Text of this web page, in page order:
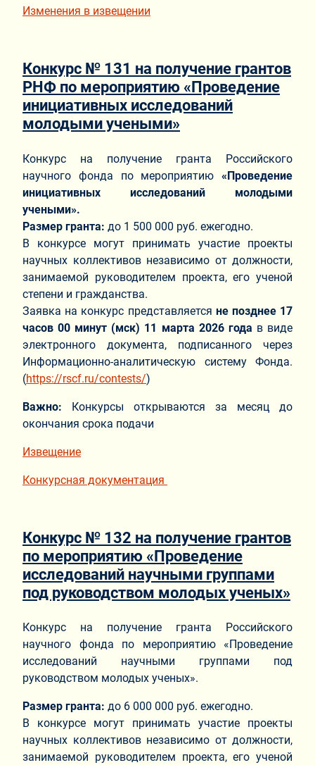
Изменения в извещении
Конкурс № 131 на получение грантов
РНФ по мероприятию «Проведение
инициативных исследований
молодыми учеными»
Конкурс на получение гранта Российского
научного фонда по мероприятию «Проведение
инициативных исследований молодыми
учеными».
Размер гранта: до 1 500 000 руб. ежегодно.
В конкурсе могут принимать участие проекты
научных коллективов независимо от должности,
занимаемой руководителем проекта, его ученой
степени и гражданства.
Заявка на конкурс представляется не позднее 17
часов 00 минут (мск) 11 марта 2026 года в виде
электронного документа, подписанного через
Информационно-аналитическую систему Фонда.
(https://rscf.ru/contests/)
Важно: Конкурсы открываются за месяц до
окончания срока подачи
Извещение
Конкурсная документация
Конкурс № 132 на получение грантов
по мероприятию «Проведение
исследований научными группами
под руководством молодых ученых»
Конкурс на получение гранта Российского
научного фонда по мероприятию «Проведение
исследований научными группами под
руководством молодых ученых».
Размер гранта: до 6 000 000 руб. ежегодно.
В конкурсе могут принимать участие проекты
научных коллективов независимо от должности,
занимаемой руководителем проекта, его ученой